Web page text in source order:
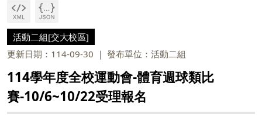
活動二組[交大校區]
更新日期：114-09-30
發布單位：活動二組
114學年度全校運動會-體育週球類比
賽-10/6~10/22受理報名